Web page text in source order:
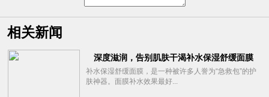
相关新闻
深度滋润，告别肌肤干渴补水保湿舒缓面膜
补水保湿舒缓面膜，是一种被许多人誉为“急救包”的护
肤神器。面膜补水效果最好...